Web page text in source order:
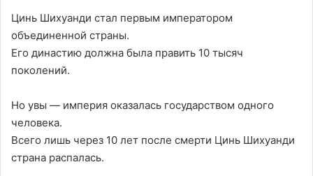
Цинь Шихуанди стал первым императором
объединенной страны.
Его династию должна была править 10 тысяч
поколений.
Но увы — империя оказалась государством одного
человека.
Всего лишь через 10 лет после смерти Цинь Шихуанди
страна распалась.